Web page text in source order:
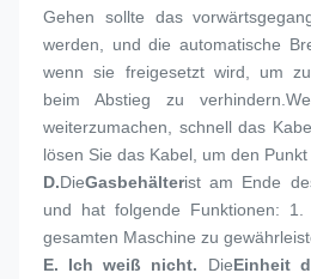
Gehen sollte das
werden, und die automatische
wenn sie freigesetzt wird, um
beim Abstieg zu
weiterzumachen, schnell das
lösen Sie das Kabel, um den
D.DieGasbehälterist am Ende
und hat folgende Funktionen: 1.
gesamten Maschine zu
E. Ich weiß nicht.
DieEinheit